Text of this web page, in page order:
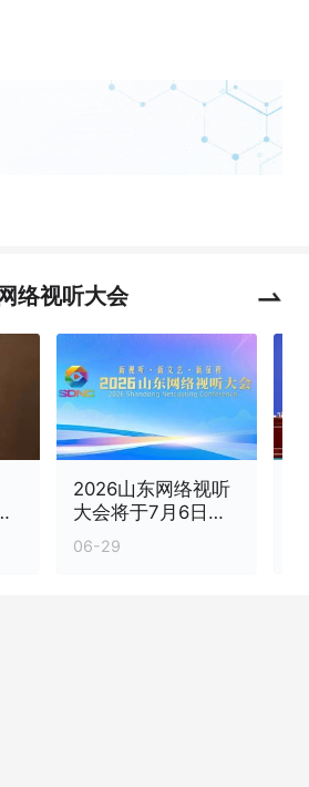
络视听大会
2026山东网络视听
大会将于7月6日至8
日在烟台举办
06-29